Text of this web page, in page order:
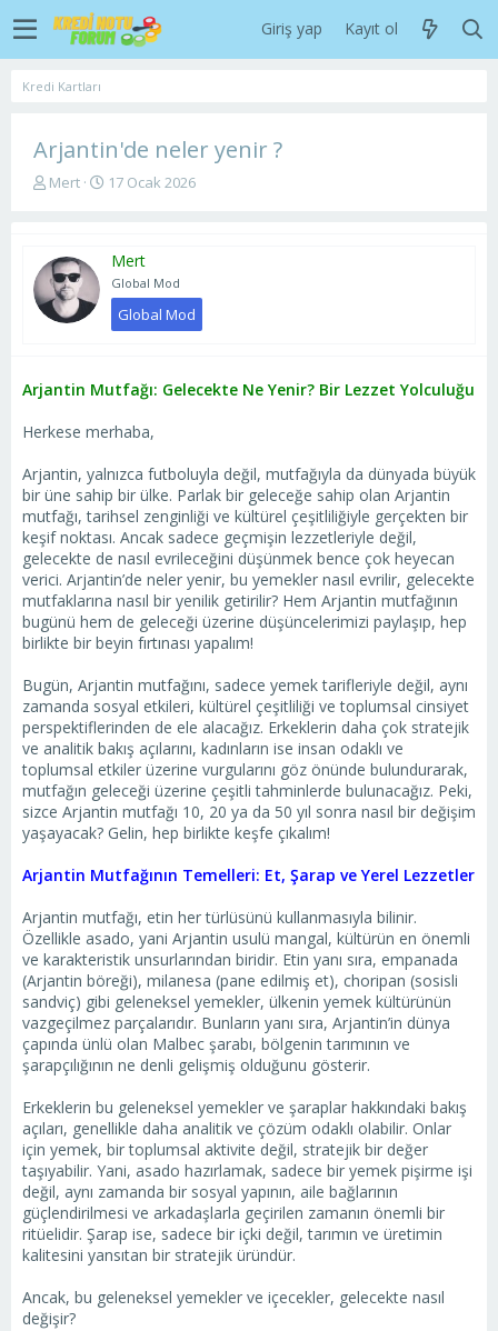
Giriş yap Kayıt ol
Kredi Kartları
Arjantin'de neler yenir ?
K
y
u
b
a
t
n
Mert
B
a
n
g
r
h
17 Ocak 2026
Mert
Global Mod
Global Mod
Arjantin Mutfağı: Gelecekte Ne Yenir? Bir Lezzet Yolculuğu
Herkese merhaba,
Arjantin, yalnızca futboluyla değil, mutfağıyla da dünyada büyük
bir üne sahip bir ülke. Parlak bir geleceğe sahip olan Arjantin
mutfağı, tarihsel zenginliği ve kültürel çeşitliliğiyle gerçekten bir
keşif noktası. Ancak sadece geçmişin lezzetleriyle değil,
gelecekte de nasıl evrileceğini düşünmek bence çok heyecan
verici. Arjantin’de neler yenir, bu yemekler nasıl evrilir, gelecekte
mutfaklarına nasıl bir yenilik getirilir? Hem Arjantin mutfağının
bugünü hem de geleceği üzerine düşüncelerimizi paylaşıp, hep
birlikte bir beyin fırtınası yapalım!
Bugün, Arjantin mutfağını, sadece yemek tarifleriyle değil, aynı
zamanda sosyal etkileri, kültürel çeşitliliği ve toplumsal cinsiyet
perspektiflerinden de ele alacağız. Erkeklerin daha çok stratejik
ve analitik bakış açılarını, kadınların ise insan odaklı ve
toplumsal etkiler üzerine vurgularını göz önünde bulundurarak,
mutfağın geleceği üzerine çeşitli tahminlerde bulunacağız. Peki,
sizce Arjantin mutfağı 10, 20 ya da 50 yıl sonra nasıl bir değişim
yaşayacak? Gelin, hep birlikte keşfe çıkalım!
Arjantin Mutfağının Temelleri: Et, Şarap ve Yerel Lezzetler
Arjantin mutfağı, etin her türlüsünü kullanmasıyla bilinir.
Özellikle asado, yani Arjantin usulü mangal, kültürün en önemli
ve karakteristik unsurlarından biridir. Etin yanı sıra, empanada
(Arjantin böreği), milanesa (pane edilmiş et), choripan (sosisli
sandviç) gibi geleneksel yemekler, ülkenin yemek kültürünün
vazgeçilmez parçalarıdır. Bunların yanı sıra, Arjantin’in dünya
çapında ünlü olan Malbec şarabı, bölgenin tarımının ve
şarapçılığının ne denli gelişmiş olduğunu gösterir.
Erkeklerin bu geleneksel yemekler ve şaraplar hakkındaki bakış
açıları, genellikle daha analitik ve çözüm odaklı olabilir. Onlar
için yemek, bir toplumsal aktivite değil, stratejik bir değer
taşıyabilir. Yani, asado hazırlamak, sadece bir yemek pişirme işi
değil, aynı zamanda bir sosyal yapının, aile bağlarının
güçlendirilmesi ve arkadaşlarla geçirilen zamanın önemli bir
ritüelidir. Şarap ise, sadece bir içki değil, tarımın ve üretimin
kalitesini yansıtan bir stratejik üründür.
Ancak, bu geleneksel yemekler ve içecekler, gelecekte nasıl
değişir?